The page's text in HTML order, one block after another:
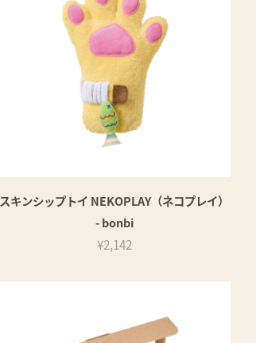
スキンシップトイ NEKOPLAY（ネコプレイ）
- bonbi
¥2,142